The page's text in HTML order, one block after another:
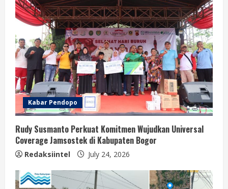
Kabar Pendopo
Rudy Susmanto Perkuat Komitmen Wujudkan Universal
Coverage Jamsostek di Kabupaten Bogor
Redaksiintel July 24, 2026